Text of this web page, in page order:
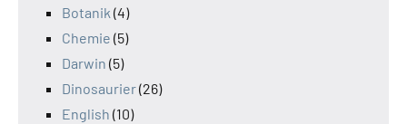
Botanik (4)
Chemie (5)
Darwin (5)
Dinosaurier(26)
English (10)